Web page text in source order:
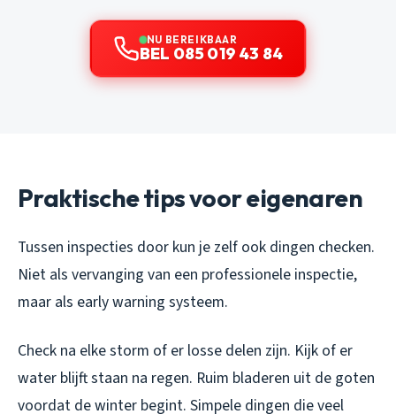
NU BEREIKBAAR
BEL 085 019 43 84
Praktische tips voor eigenaren
Tussen inspecties door kun je zelf ook dingen checken.
Niet als vervanging van een professionele inspectie,
maar als early warning systeem.
Check na elke storm of er losse delen zijn. Kijk of er
water blijft staan na regen. Ruim bladeren uit de goten
voordat de winter begint. Simpele dingen die veel